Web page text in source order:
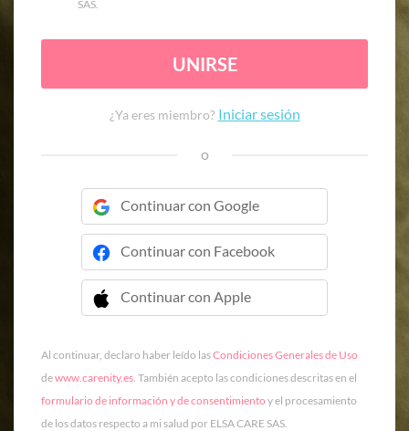
SAS.
UNIRSE
¿Ya eres miembro? Iniciar sesión
o
Continuar con Google
Continuar con Facebook
Continuar con Apple
 Continuar con Apple
Al continuar, declaro haber leído lasCondiciones Generales de Uso
dewww.carenity.es. También acepto las condiciones descritas en el
formulario de información y de consentimiento y el procesamiento
de los datos respecto a mi salud por ELSA CARE SAS.